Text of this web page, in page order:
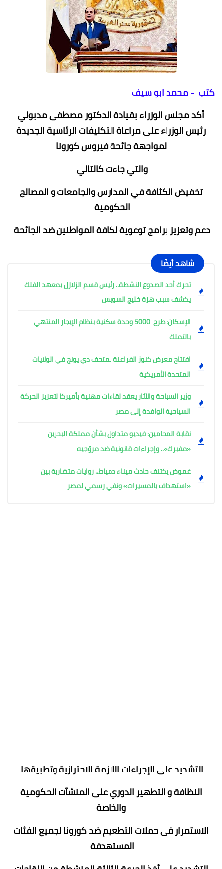
كتب - محمد ابو سيف
أكد مجلس الوزراء بقيادة الدكتور مصطفى مدبولي
رئيس الوزراء على مراعاة التكليفات الرئاسية الجديدة
لمواجهة جائحة فيروس كورونا
والتي جاءت كالتالي
تخفيض الكثافة في المدارس والجامعات و المصالح
الحكومية
دعم وتعزيز برامج توعوية لكافة المواطنين ضد الجائحة
شاهد أيضًا
تحرك أحد الصدوع النشطة.. رئيس قسم الزلازل بمعهد الفلك
يكشف سبب هزة خليج السويس
الإسكان: طرح 5000 وحدة سكنية بنظام الإيجار المنتهي
بالتملك
افتتاح معرض كنوز الفراعنة بمتحف دي يونج في الولايات
المتحدة الأمريكية
وزير السياحة والآثار يعقد لقاءات مهنية بأميركا لتعزيز الحركة
السياحية الوافدة إلى مصر
نقابة المحامين: فيديو متداول بشأن مملكة البحرين
«مفبرك».. وإجراءات قانونية ضد مروّجيه
غموض يكتنف حادث ميناء دمياط.. روايات متضاربة بين
«استهداف بالمسيرات» ونفي رسمي لمصر
التشديد على الإجراءات اللازمة الاحترازية وتطبيقها
النظافة و التطهير الدوري على المنشآت الحكومية
والخاصة
الاستمرار فى حملات التطعيم ضد كورونا لجميع الفئات
المستهدفة